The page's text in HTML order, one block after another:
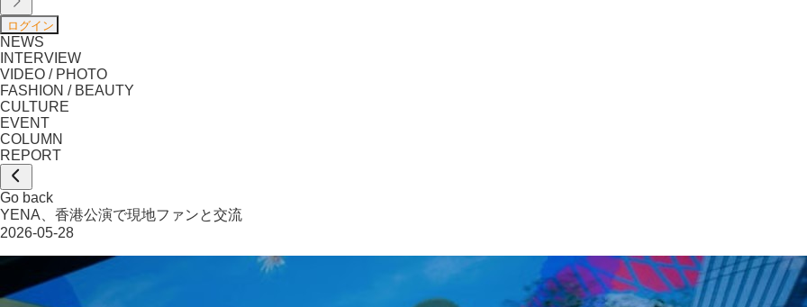
NEWS
INTERVIEW
VIDEO / PHOTO
FASHION / BEAUTY
CULTURE
EVENT
COLUMN
REPORT
Go back
YENA、香港公演で現地ファンと交流
2026-05-28